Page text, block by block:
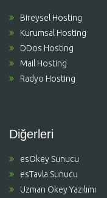
Bireysel Hosting
Kurumsal Hosting
DDos Hosting
Mail Hosting
Radyo Hosting
Diğerleri
esOkey Sunucu
esTavla Sunucu
Uzman Okey Yazılımı